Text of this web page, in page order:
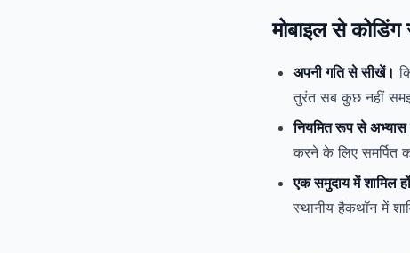
मोबाइल से
अपनी गति से सीखें।
तुरंत सब कुछ नहीं
नियमित रूप से
करने के लिए समर्पित
एक समुदाय में शामिल
स्थानीय हैकथॉन में